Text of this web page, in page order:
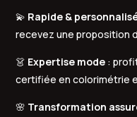
💫 Rapide &
recevez une proposition
👗 Expertise mode :
certifiée en colorimétrie
🌸 Transformation